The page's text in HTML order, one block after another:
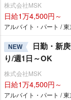
株式会社MSK
日給1万4,500円～
アルバイト・パート /
NEW
日勤・新
り/週1日～OK
株式会社MSK
日給1万4,500円～
アルバイト・パート /